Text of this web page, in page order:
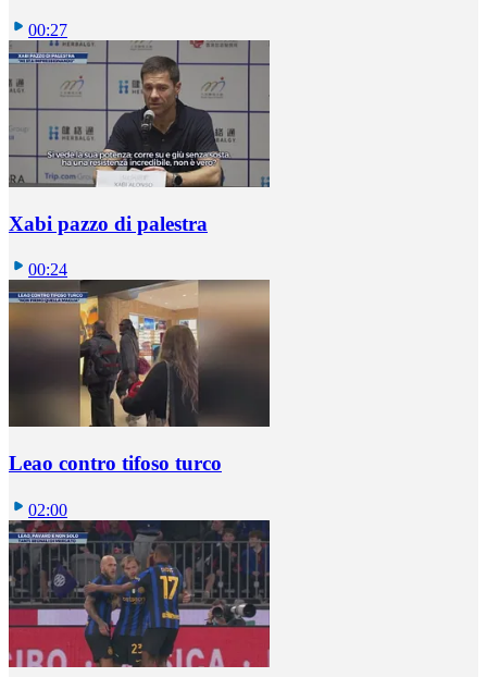
00:27
Xabi pazzo di palestra
00:24
Leao contro tifoso turco
02:00